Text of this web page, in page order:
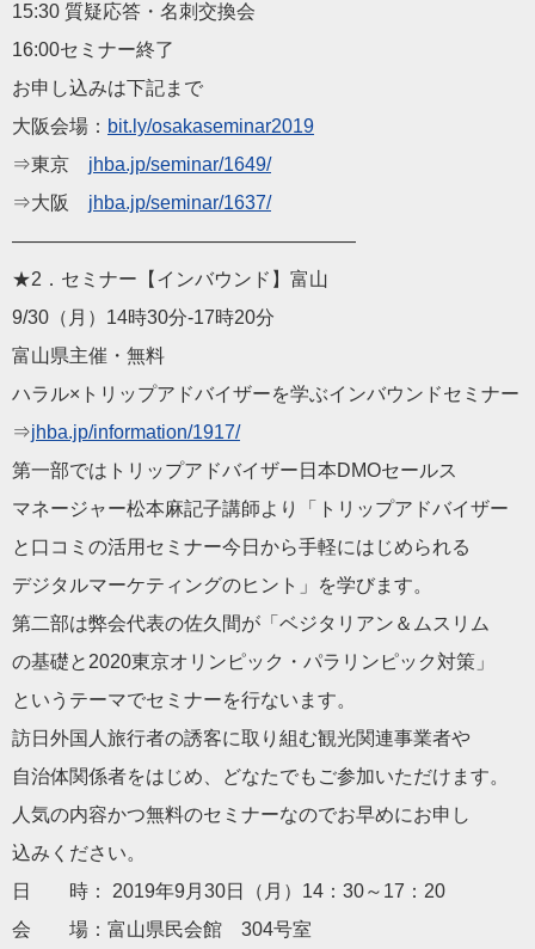
15:30 質疑応答・名刺交換会
16:00セミナー終了
お申し込みは下記まで
大阪会場： bit.ly/osakaseminar2019
⇒東京 jhba.jp/seminar/1649/
⇒大阪 jhba.jp/seminar/1637/
——————————————————
★2．セミナー【インバウンド】富山
9/30（月）14時30分‐17時20分
富山県主催・無料
ハラル×トリップアドバイザーを学ぶインバウンドセミナー
⇒jhba.jp/information/1917/
第一部ではトリップアドバイザー日本DMOセールス
マネージャー松本麻記子講師より「トリップアドバイザー
と口コミの活用セミナー今日から手軽にはじめられる
デジタルマーケティングのヒント」を学びます。
第二部は弊会代表の佐久間が「ベジタリアン＆ムスリム
の基礎と2020東京オリンピック・パラリンピック対策」
というテーマでセミナーを行ないます。
訪日外国人旅行者の誘客に取り組む観光関連事業者や
自治体関係者をはじめ、どなたでもご参加いただけます。
人気の内容かつ無料のセミナーなのでお早めにお申し
込みください。
日 時： 2019年9月30日（月）14：30～17：20
会 場：富山県民会館 304号室